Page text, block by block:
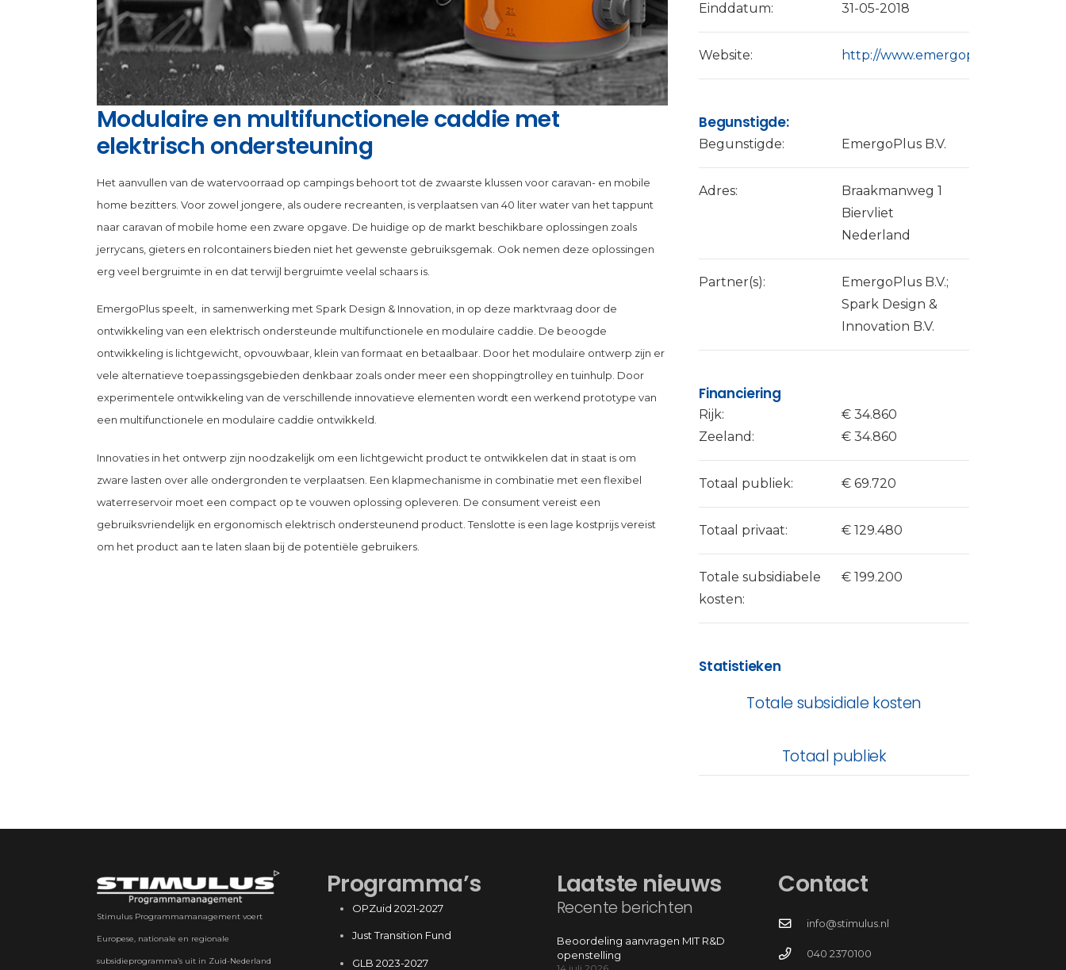
Modulaire en multifunctionele caddie met
elektrisch ondersteuning
Het aanvullen van de watervoorraad op campings behoort tot de zwaarste klussen voor caravan- en mobile
home bezitters. Voor zowel jongere, als oudere recreanten, is verplaatsen van 40 liter water van het tappunt
naar caravan of mobile home een zware opgave. De huidige op de markt beschikbare oplossingen zoals
jerrycans, gieters en rolcontainers bieden niet het gewenste gebruiksgemak. Ook nemen deze oplossingen
erg veel bergruimte in en dat terwijl bergruimte veelal schaars is.
EmergoPlus speelt, in samenwerking met Spark Design & Innovation, in op deze marktvraag door de
ontwikkeling van een elektrisch ondersteunde multifunctionele en modulaire caddie. De beoogde
ontwikkeling is lichtgewicht, opvouwbaar, klein van formaat en betaalbaar. Door het modulaire ontwerp zijn er
vele alternatieve toepassingsgebieden denkbaar zoals onder meer een shoppingtrolley en tuinhulp. Door
experimentele ontwikkeling van de verschillende innovatieve elementen wordt een werkend prototype van
een multifunctionele en modulaire caddie ontwikkeld.
Innovaties in het ontwerp zijn noodzakelijk om een lichtgewicht product te ontwikkelen dat in staat is om
zware lasten over alle ondergronden te verplaatsen. Een klapmechanisme in combinatie met een flexibel
waterreservoir moet een compact op te vouwen oplossing opleveren. De consument vereist een
gebruiksvriendelijk en ergonomisch elektrisch ondersteunend product. Tenslotte is een lage kostprijs vereist
om het product aan te laten slaan bij de potentiële gebruikers.
Einddatum:
31-05-2018
Website: http://www.emergoplus.com/
Begunstigde:
Begunstigde: EmergoPlus B.V.
Adres:
Braakmanweg 1
Biervliet
Nederland
Partner(s):
EmergoPlus B.V.;
Spark Design &
Innovation B.V.
Financiering
Rijk:
€ 34.860
Zeeland:
€ 34.860
Totaal publiek: € 69.720
Totaal privaat: € 129.480
Totale subsidiabele
kosten:
€ 199.200
Statistieken
Totale subsidiale kosten
Totaal publiek
Stimulus Programmamanagement voert
Europese, nationale en regionale
subsidieprogramma’s uit in Zuid-Nederland
Programma’s
OPZuid 2021-2027
Just Transition Fund
GLB 2023-2027
Laatste nieuws
Recente berichten
Beoordeling aanvragen MIT R&D
openstelling
Contact
info@stimulus.nl
040 2370100